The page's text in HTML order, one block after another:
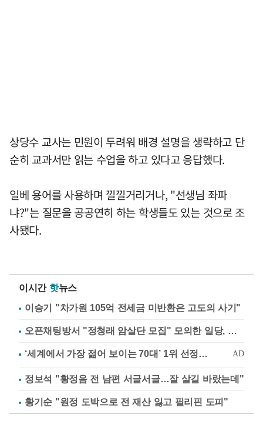
상당수 교사는 민원이 두려워 배경 설명을 생략하고 단
순히 교과서만 읽는 수업을 하고 있다고 응답했다.
일베 용어를 사용하며 낄낄거리거나, "선생님 좌파
냐?"는 질문을 공공연히 하는 학생들도 있는 것으로 조
사됐다.
이시간 핫뉴스
이승기 "차가원 105억 전세금 미반환은 고도의 사기"
오픈채팅방서 "정청래 암살단 모집" 모의한 일당, 불구속 송치
정보석 "황정음 전 남편 서글서글…잘 살길 바랐는데"
황기순 "원정 도박으로 전 재산 잃고 필리핀 도피"